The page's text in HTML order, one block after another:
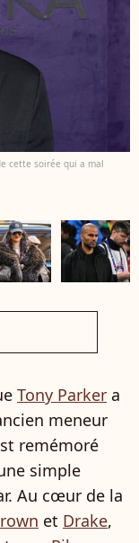
cette soirée qui a mal
Tony Parker a
meneur
remémoré
simple
Au cœur de la
et Drake,